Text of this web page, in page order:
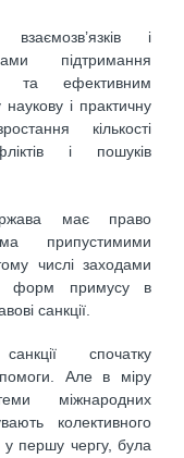
і
підтримання
та ефективним
і практичну
кількості
і пошуків
має право
припустимими
числі заходами
з форм примусу в
санкції.
спочатку
Але в міру
міжнародних
колективного
у першу чергу, була